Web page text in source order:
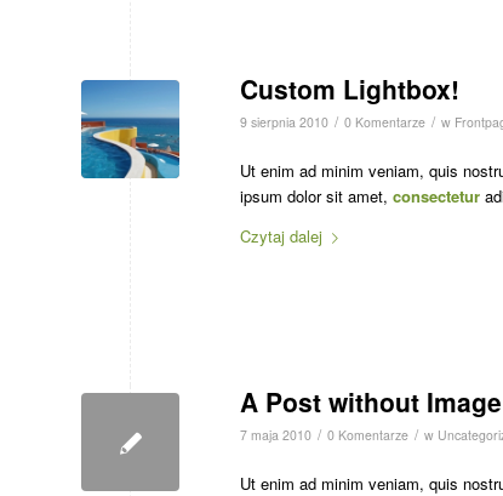
Custom Lightbox!
9 sierpnia 2010 / 0 Komentarze / w
Ut enim ad minim veniam, quis
ipsum dolor sit amet, consectetur
Czytaj dalej
A Post without Image
7 maja 2010 / 0 Komentarze / w
Ut enim ad minim veniam, quis